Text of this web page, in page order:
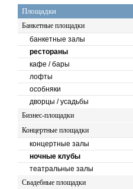
Площадки
Банкетные площадки
банкетные залы
рестораны
кафе / бары
лофты
особняки
дворцы / усадьбы
Бизнес-площадки
Концертные площадки
концертные залы
ночные клубы
театральные залы
Свадебные площадки